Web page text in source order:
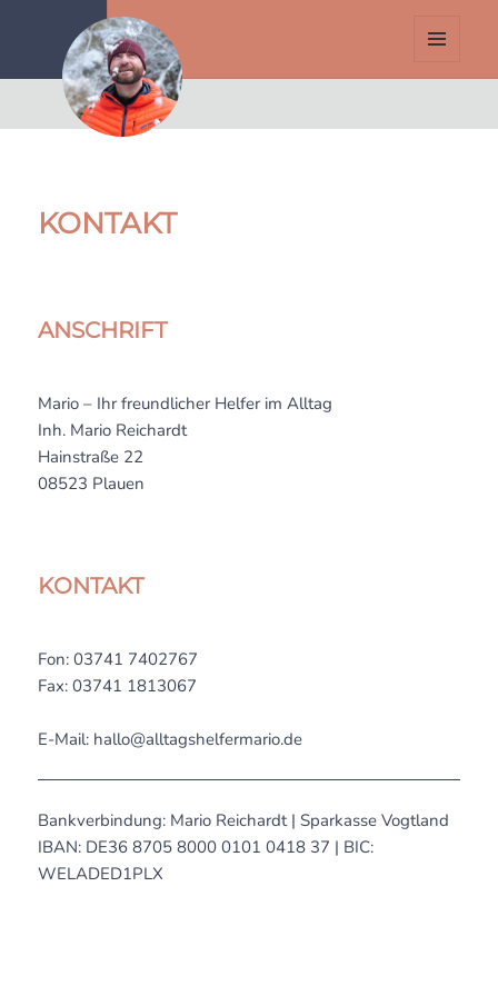
Alltagshelfer Mario
KONTAKT
ANSCHRIFT
Mario – Ihr freundlicher Helfer im Alltag
Inh. Mario Reichardt
Hainstraße 22
08523 Plauen
KONTAKT
Fon: 03741 7402767
Fax: 03741 1813067
E-Mail: hallo@alltagshelfermario.de
Bankverbindung: Mario Reichardt | Sparkasse Vogtland
IBAN: DE36 8705 8000 0101 0418 37 | BIC:
WELADED1PLX